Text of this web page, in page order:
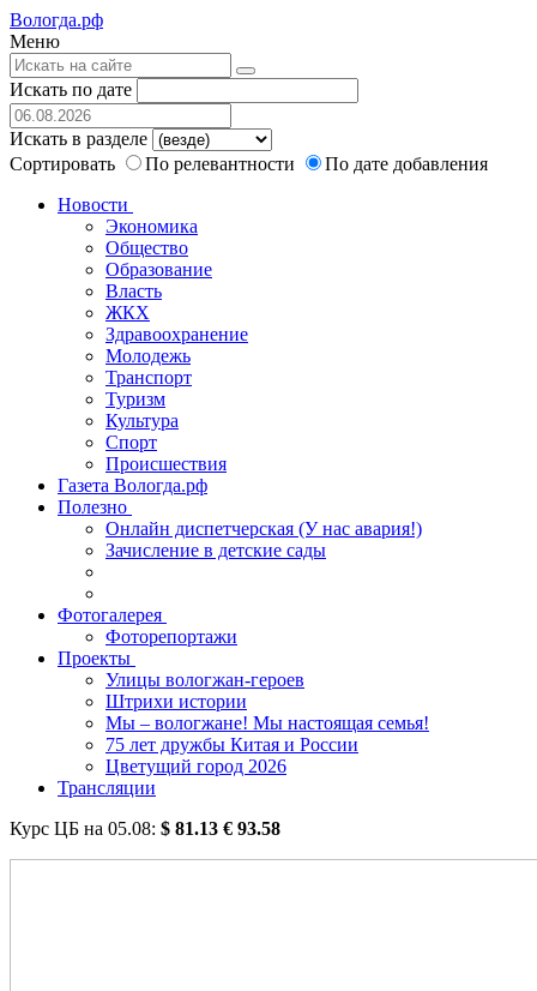
Вологда.рф
Меню
Искать по дате
Искать в разделе
Сортировать
По релевантности
По дате добавления
Новости
Экономика
Общество
Образование
Власть
ЖКХ
Здравоохранение
Молодежь
Транспорт
Туризм
Культура
Спорт
Происшествия
Газета Вологда.рф
Полезно
Онлайн диспетчерская (У нас авария!)
Зачисление в детские сады
Фотогалерея
Фоторепортажи
Проекты
Улицы вологжан-героев
Штрихи истории
Мы – вологжане! Мы настоящая семья!
75 лет дружбы Китая и России
Цветущий город 2026
Трансляции
Курс ЦБ на 05.08: $ 81.13 € 93.58